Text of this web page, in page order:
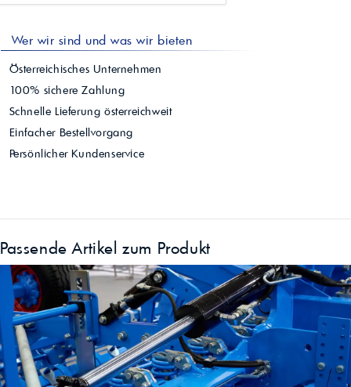
Wer wir sind und was wir bieten
Österreichisches Unternehmen
100% sichere Zahlung
Schnelle Lieferung österreichweit
Einfacher Bestellvorgang
Persönlicher Kundenservice
Passende Artikel zum Produkt